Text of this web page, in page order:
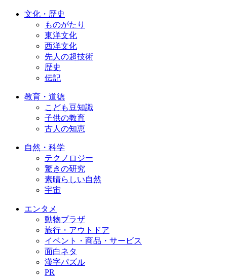
文化・歴史
ものがたり
東洋文化
西洋文化
先人の超技術
歴史
伝記
教育・道徳
こども豆知識
子供の教育
古人の知恵
自然・科学
テクノロジー
驚きの研究
素晴らしい自然
宇宙
エンタメ
動物プラザ
旅行・アウトドア
イベント・商品・サービス
面白ネタ
漢字パズル
PR